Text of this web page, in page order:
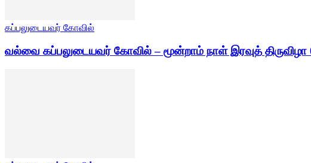
கப்பலுடையவர் கோவில்
வல்வை கப்பலுடையவர் கோவில் – மூன்றாம் நாள் இரவுத் திருவிழா